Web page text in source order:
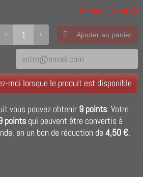
Rupture de stock
Ajouter au panier
moi lorsque le produit est disponible
vous pouvez obtenir 9 points. Votre
points qui peuvent être convertis à
en un bon de réduction de 4,50 €.